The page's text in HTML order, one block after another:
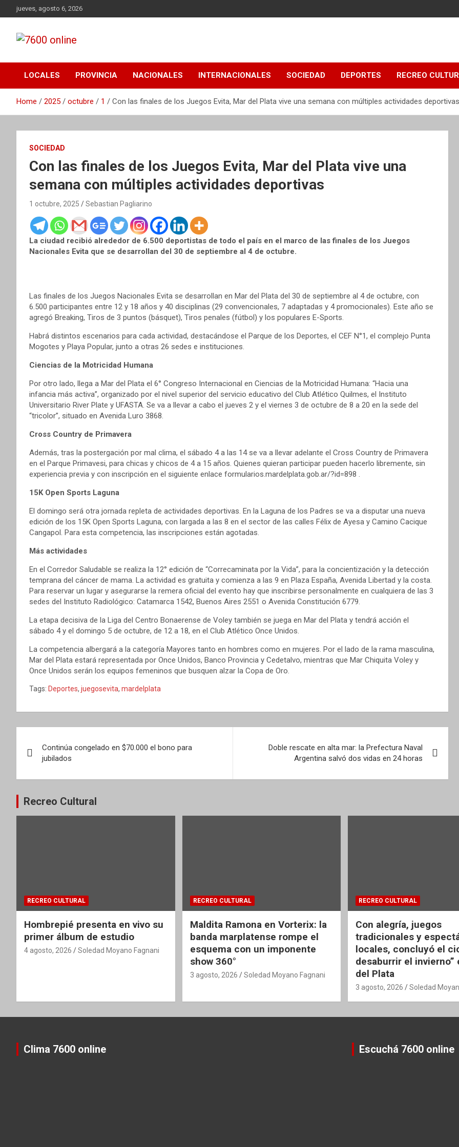
to
jueves, agosto 6, 2026
7600 online
local, nacional e internacional, deportiva y cultural.
LOCALES
PROVINCIA NACIONALES INTERNACIONALES SOCIEDAD DEPORTES RECREO
Home 2025 octubre 1 Con las finales de los Juegos Evita, Mar del Plata vive una semana con múltiples actividades deportivas
SOCIEDAD
Con las finales de los Juegos Evita, Mar del Plata vive una
semana con múltiples actividades deportivas
1 octubre, 2025 Sebastian Pagliarino
La ciudad recibió alrededor de 6.500 deportistas de todo el país en el marco de las finales de los Juegos
Nacionales Evita que se desarrollan del 30 de septiembre al 4 de octubre.
Las finales de los Juegos Nacionales Evita se desarrollan en Mar del Plata del 30 de septiembre al 4 de octubre, con
6.500 participantes entre 12 y 18 años y 40 disciplinas (29 convencionales, 7 adaptadas y 4 promocionales). Este año se
agregó Breaking, Tiros de 3 puntos (básquet), Tiros penales (fútbol) y los populares E-Sports.
Habrá distintos escenarios para cada actividad, destacándose el Parque de los Deportes, el CEF N°1, el complejo Punta
Mogotes y Playa Popular, junto a otras 26 sedes e instituciones.
Ciencias de la Motricidad Humana
Por otro lado, llega a Mar del Plata el 6° Congreso Internacional en Ciencias de la Motricidad Humana: “Hacia una
infancia más activa”, organizado por el nivel superior del servicio educativo del Club Atlético Quilmes, el Instituto
Universitario River Plate y UFASTA. Se va a llevar a cabo el jueves 2 y el viernes 3 de octubre de 8 a 20 en la sede del
“tricolor”, situado en Avenida Luro 3868.
Cross Country de Primavera
Además, tras la postergación por mal clima, el sábado 4 a las 14 se va a llevar adelante el Cross Country de Primavera
en el Parque Primavesi, para chicas y chicos de 4 a 15 años. Quienes quieran participar pueden hacerlo libremente, sin
experiencia previa y con inscripción en el siguiente enlace formularios.mardelplata.gob.ar/?id=898 .
15K Open Sports Laguna
El domingo será otra jornada repleta de actividades deportivas. En la Laguna de los Padres se va a disputar una nueva
edición de los 15K Open Sports Laguna, con largada a las 8 en el sector de las calles Félix de Ayesa y Camino Cacique
Cangapol. Para esta competencia, las inscripciones están agotadas.
Más actividades
En el Corredor Saludable se realiza la 12° edición de “Correcaminata por la Vida”, para la concientización y la detección
temprana del cáncer de mama. La actividad es gratuita y comienza a las 9 en Plaza España, Avenida Libertad y la costa.
Para reservar un lugar y asegurarse la remera oficial del evento hay que inscribirse personalmente en cualquiera de las 3
sedes del Instituto Radiológico: Catamarca 1542, Buenos Aires 2551 o Avenida Constitución 6779.
La etapa decisiva de la Liga del Centro Bonaerense de Voley también se juega en Mar del Plata y tendrá acción el
sábado 4 y el domingo 5 de octubre, de 12 a 18, en el Club Atlético Once Unidos.
La competencia albergará a la categoría Mayores tanto en hombres como en mujeres. Por el lado de la rama masculina,
Mar del Plata estará representada por Once Unidos, Banco Provincia y Cedetalvo, mientras que Mar Chiquita Voley y
Once Unidos serán los equipos femeninos que busquen alzar la Copa de Oro.
Tags: Deportes, juegosevita, mardelplata
de
entradas
Continúa congelado en $70.000 el bono para
jubilados
Doble rescate en alta mar: la Prefectura Naval
Argentina salvó dos vidas en 24 horas
Recreo Cultural
RECREO CULTURAL
Hombrepié presenta en vivo su
primer álbum de estudio
4 agosto, 2026 Soledad Moyano Fagnani
RECREO CULTURAL
Maldita Ramona en Vorterix: la
banda marplatense rompe el
esquema con un imponente
show 360°
3 agosto, 2026 Soledad Moyano Fagnani
RECREO CULTURAL
Con alegría, juegos
tradicionales y
locales, concluyó el
desaburrir el invierno”
del Plata
3 agosto, 2026 Soledad
Clima 7600 online Escuchá 7600 online